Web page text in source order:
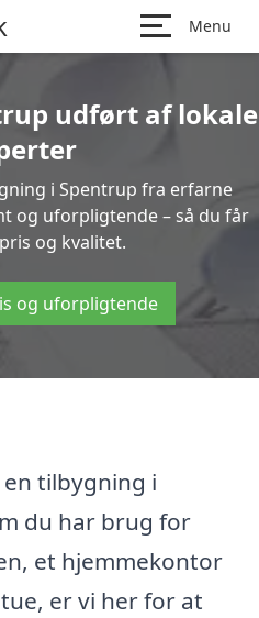
Menu
udført af lokale
i Spentrup fra erfarne
og uforpligtende – så du får
og kvalitet.
og uforpligtende
tilbygning i
du har brug for
et hjemmekontor
er vi her for at